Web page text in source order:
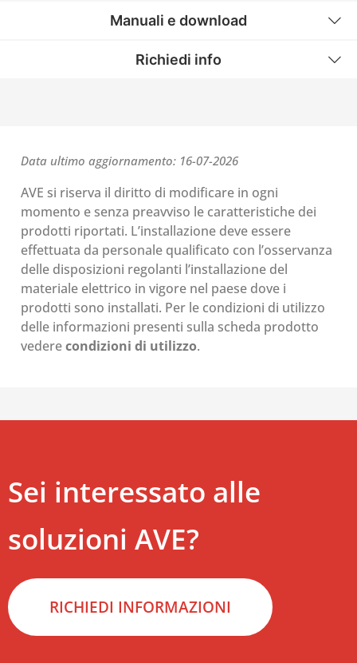
Manuali e download
Richiedi info
Data ultimo aggiornamento: 16-07-2026
AVE si riserva il diritto di modificare in ogni
momento e senza preavviso le caratteristiche dei
prodotti riportati. L’installazione deve essere
effettuata da personale qualificato con l’osservanza
delle disposizioni regolanti l’installazione del
materiale elettrico in vigore nel paese dove i
prodotti sono installati. Per le condizioni di utilizzo
delle informazioni presenti sulla scheda prodotto
vederecondizioni di utilizzo.
Sei interessato alle
soluzioni AVE?
RICHIEDI INFORMAZIONI